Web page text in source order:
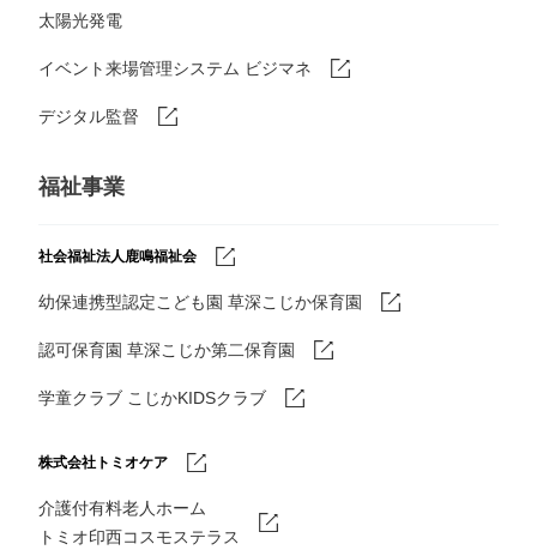
太陽光発電
イベント来場管理システム ビジマネ
デジタル監督
福祉事業
社会福祉法人鹿鳴福祉会
幼保連携型認定こども園 草深こじか保育園
認可保育園 草深こじか第二保育園
学童クラブ こじかKIDSクラブ
株式会社トミオケア
介護付有料老人ホーム
トミオ印西コスモステラス